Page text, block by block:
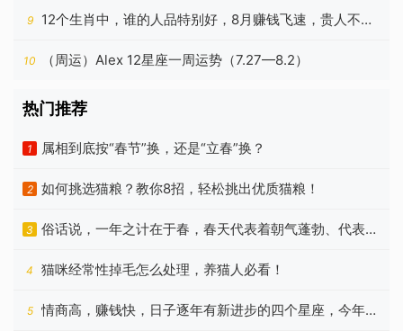
坏事
9
12个生肖中，谁的人品特别好，8月赚钱飞速，贵人不少
的是谁？
10 （周运）Alex 12星座一周运势（7.27—8.2）
热门推荐
1 属相到底按“春节”换，还是“立春”换？
2 如何挑选猫粮？教你8招，轻松挑出优质猫粮！
3
俗话说，一年之计在于春，春天代表着朝气蓬勃、代表着
希望
4 猫咪经常性掉毛怎么处理，养猫人必看！
5
情商高，赚钱快，日子逐年有新进步的四个星座，今年更